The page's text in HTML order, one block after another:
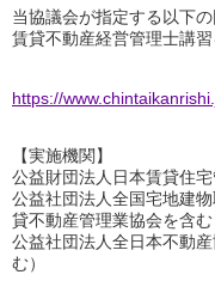
当協議会が指定する以下
賃貸不動産経営管理士講習
https://
【実施機関】
公益財団法人日本賃貸住
公益社団法人全国宅地建
貸不動産管理業協会を含む
公益社団法人全日本不動
む）